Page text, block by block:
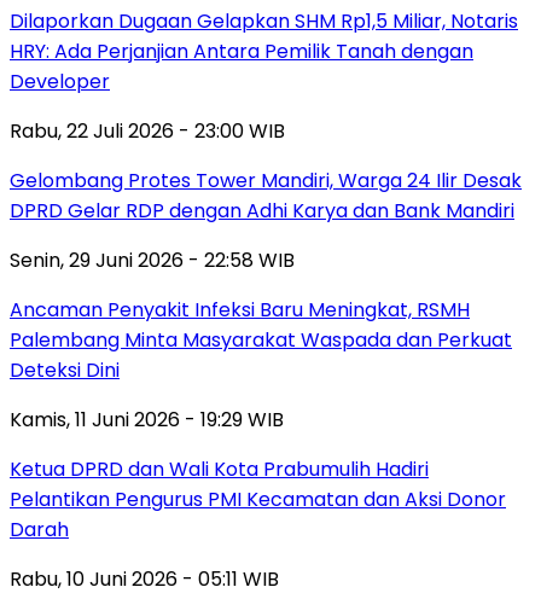
Dilaporkan Dugaan Gelapkan SHM Rp1,5 Miliar, Notaris
HRY: Ada Perjanjian Antara Pemilik Tanah dengan
Developer
Rabu, 22 Juli 2026 - 23:00 WIB
Gelombang Protes Tower Mandiri, Warga 24 Ilir Desak
DPRD Gelar RDP dengan Adhi Karya dan Bank Mandiri
Senin, 29 Juni 2026 - 22:58 WIB
Ancaman Penyakit Infeksi Baru Meningkat, RSMH
Palembang Minta Masyarakat Waspada dan Perkuat
Deteksi Dini
Kamis, 11 Juni 2026 - 19:29 WIB
Ketua DPRD dan Wali Kota Prabumulih Hadiri
Pelantikan Pengurus PMI Kecamatan dan Aksi Donor
Darah
Rabu, 10 Juni 2026 - 05:11 WIB